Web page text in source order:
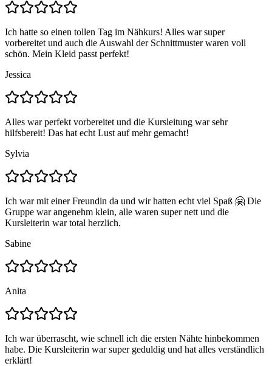
Ich hatte so einen tollen Tag im Nähkurs! Alles war super
vorbereitet und auch die Auswahl der Schnittmuster waren voll
schön. Mein Kleid passt perfekt!
Jessica
Alles war perfekt vorbereitet und die Kursleitung war sehr
hilfsbereit! Das hat echt Lust auf mehr gemacht!
Sylvia
Ich war mit einer Freundin da und wir hatten echt viel Spaß 🤗 Die
Gruppe war angenehm klein, alle waren super nett und die
Kursleiterin war total herzlich.
Sabine
Anita
Ich war überrascht, wie schnell ich die ersten Nähte hinbekommen
habe. Die Kursleiterin war super geduldig und hat alles verständlich
erklärt!